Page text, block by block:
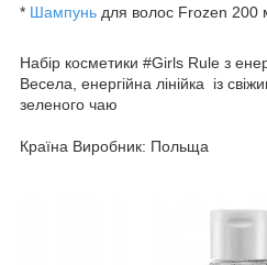
* Шампунь для волос Frozen 200
Набір косметики #Girls Rule з
Весела, енергійна лінійка із
зеленого чаю
Країна Виробник: Польща